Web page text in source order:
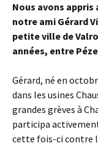
Nous avons
notre ami Gérard
petite ville de
années, entre
Gérard, né en
dans les usines
grandes grèves à
participa
cette fois-ci contre